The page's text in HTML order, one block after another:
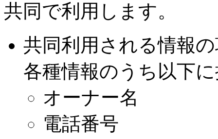
共同で利用します。
共同利用される情報
各種情報のうち以下
オーナー名
電話番号